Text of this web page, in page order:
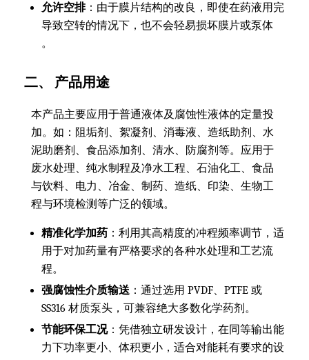
允许空排：由于膜片结构的改良，即使在药液用完
导致空转的情况下，也不会轻易损坏膜片或泵体
。
二、 产品用途
本产品主要应用于普通液体及腐蚀性液体的定量投
加。如：阻垢剂、絮凝剂、消毒液、造纸助剂、水
泥助磨剂、食品添加剂、清水、防腐剂等。应用于
废水处理、纯水制程及净水工程、石油化工、食品
与饮料、电力、冶金、制药、造纸、印染、生物工
程与环境检测等广泛的领域。
精准化学加药 ：利用其高精度的冲程频率调节，适
用于对加药量有严格要求的各种水处理和工艺流
程。
强腐蚀性介质输送 ：通过选用 PVDF、PTFE 或
SS316 材质泵头，可兼容绝大多数化学药剂。
节能环保工况：凭借独立研发设计，在同等输出能
力下功率更小、体积更小，适合对能耗有要求的设